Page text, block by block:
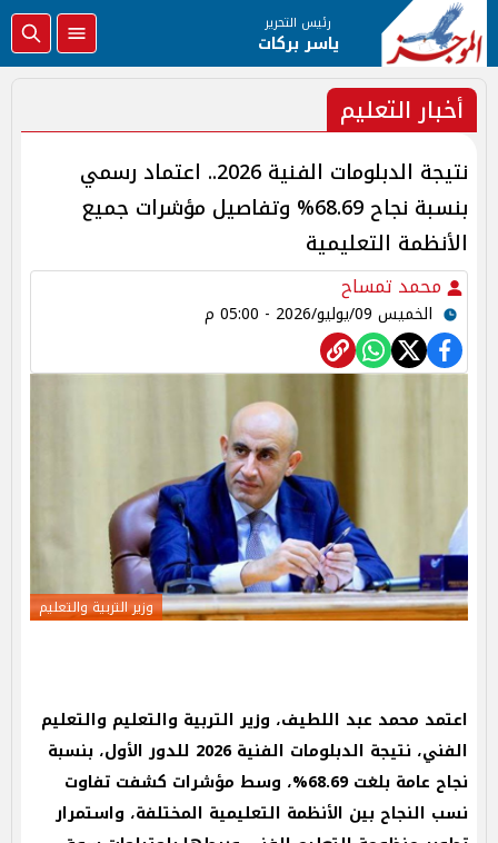
رئيس التحرير
ياسر بركات
أخبار التعليم
نتيجة الدبلومات الفنية 2026.. اعتماد رسمي
بنسبة نجاح 68.69% وتفاصيل مؤشرات جميع
الأنظمة التعليمية
محمد تمساح
الخميس 09/يوليو/2026 - 05:00 م
وزير التربية والتعليم
اعتمد محمد عبد اللطيف، وزير التربية والتعليم والتعليم
الفني، نتيجة الدبلومات الفنية 2026 للدور الأول، بنسبة
نجاح عامة بلغت 68.69%، وسط مؤشرات كشفت تفاوت
نسب النجاح بين الأنظمة التعليمية المختلفة، واستمرار